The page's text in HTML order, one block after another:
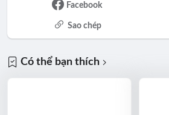
Facebook
Sao chép
Có thể bạn thích